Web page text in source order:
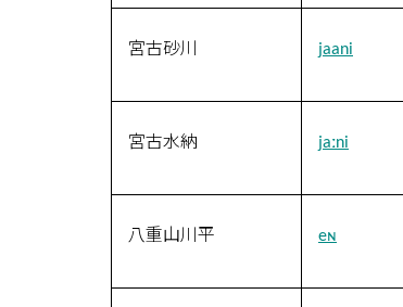
宮古砂川 jaani
宮古水納 jaːni
八重山川平 eɴ